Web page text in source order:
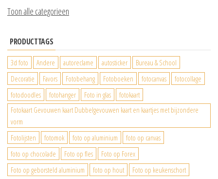
Toon alle categorieen
PRODUCTTAGS
3d foto Andere autoreclame autosticker
Bureau & School
Decoratie
Favors Fotobehang Fotoboeken fotocanvas
fotocollage
fotodoodles
fotohanger Foto in glas
fotokaart
Fotokaart Gevouwen kaart Dubbelgevouwen kaart en kaartjes met bijzondere
vorm
Fotolijsten
fotomok foto op aluminium
foto op canvas
foto op chocolade
Foto op fles
Foto op Forex
Foto op geborsteld aluminium
foto op hout
Foto op keukenschort